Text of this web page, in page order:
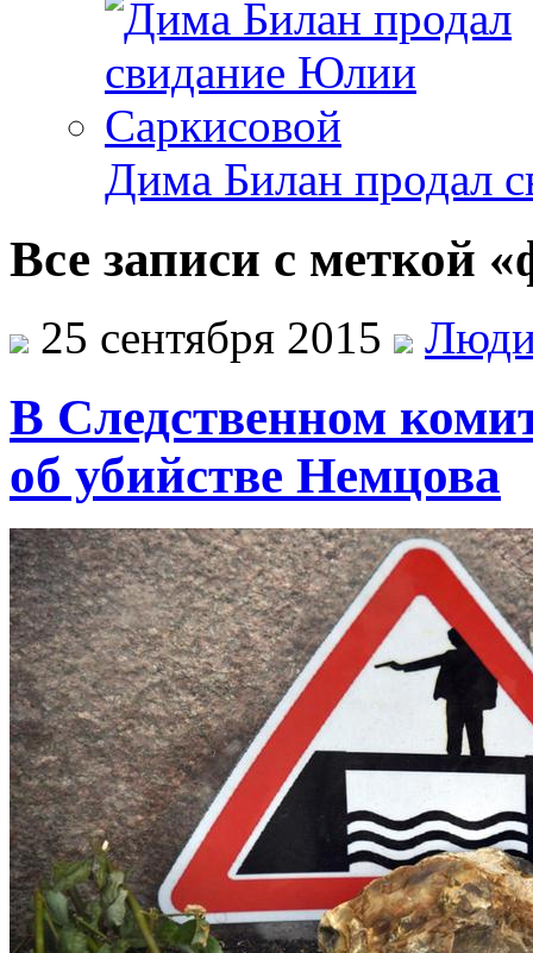
Дима Билан продал
Все записи с меткой
25 сентября 2015
В Следственном
об убийстве Немцова